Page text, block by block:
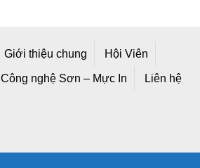
Giới thiệu chung Hội Viên
Công nghệ Sơn – Mực In Liên hệ